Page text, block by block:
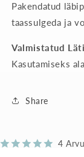
Pakendatud
taassulgeda ja
Valmistatud
Kasutamiseks
Share
4